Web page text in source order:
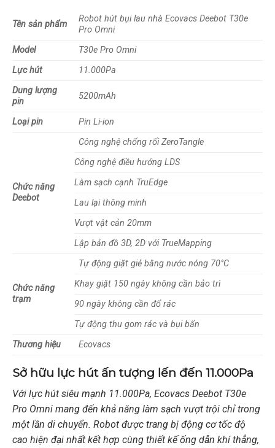
Tên sản phẩm
Robot hút bụi lau nhà Ecovacs Deebot T30e
Pro Omni
Model
T30e Pro Omni
Lực hút
11.000Pa
Dung lượng
pin
5200mAh
Loại pin Pin Li-ion
Chức năng
Deebot
Công nghệ chống rối ZeroTangle
Công nghệ điều hướng LDS
Làm sạch cạnh TruEdge
Lau lại thông minh
Vượt vật cản 20mm
Lập bản đồ 3D, 2D với TrueMapping
Chức năng
trạm
Tự động giặt giẻ bằng nước nóng 70°C
Khay giặt 150 ngày không cần bảo trì
90 ngày không cần đổ rác
Tự động thu gom rác và bụi bẩn
Thương hiệu
Ecovacs
Sở hữu lực hút ấn tượng lến đến 11.000Pa
Với lực hút siêu mạnh 11.000Pa, Ecovacs Deebot T30e
Pro Omni mang đến khả năng làm sạch vượt trội chỉ trong
một lần di chuyển. Robot được trang bị động cơ tốc độ
cao hiện đại nhất kết hợp cùng thiết kế ống dẫn khí thẳng,